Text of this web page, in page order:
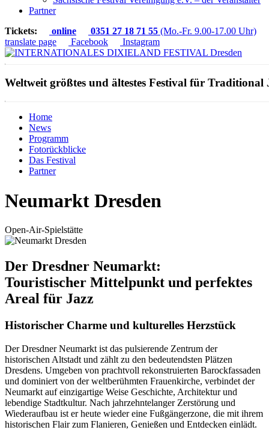
Partner
Tickets:
online 0351 27 18 71 55 (Mo.-Fr. 9.00-17.00 Uhr)
translate page
Facebook Instagram
Weltweit größtes und ältestes Festival für Traditional
Home
News
Programm
Fotorückblicke
Das Festival
Partner
Neumarkt Dresden
Open-Air-Spielstätte
Der Dresdner Neumarkt:
Touristischer Mittelpunkt und perfektes
Areal für Jazz
Historischer Charme und kulturelles Herzstück
Der Dresdner Neumarkt ist das pulsierende Zentrum der
historischen Altstadt und zählt zu den bedeutendsten Plätzen
Dresdens. Umgeben von prachtvoll rekonstruierten Barockfassaden
und dominiert von der weltberühmten Frauenkirche, verbindet der
Neumarkt auf einzigartige Weise Geschichte, Architektur und
lebendige Stadtkultur. Nach jahrzehntelanger Zerstörung und
Wiederaufbau ist er heute wieder eine Fußgängerzone, die mit ihrem
historischen Flair zum Flanieren, Genießen und Entdecken einlädt.